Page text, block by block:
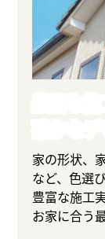
家の形状、
など、色選
豊富な施工
お家に合う